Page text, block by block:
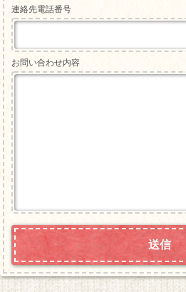
連絡先電話番号
お問い合わせ内容